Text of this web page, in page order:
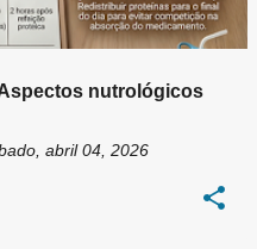
nutrológicos
abril 04, 2026